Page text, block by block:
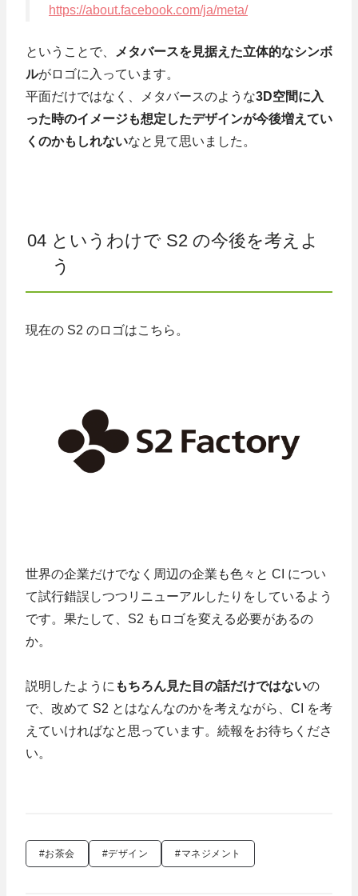
https://about.facebook.com/ja/meta/
ということで、
メタバースを見据えた立体的なシンボ
ルがロゴに入っています。
平面だけではなく、メタバースのような3D空間に入
った時のイメージも想定したデザインが今後増えてい
くのかもしれないなと見て思いました。
04 というわけで S2 の今後を考えよ
う
現在の S2 のロゴはこちら。
世界の企業だけでなく周辺の企業も色々と CI につい
て試行錯誤しつつリニューアルしたりをしているよう
です。果たして、S2 もロゴを変える必要があるの
か。
説明したように もちろん見た目の話だけではないの
で、改めて S2 とはなんなのかを考えながら、CI を考
えていければなと思っています。続報をお待ちくださ
い。
#お茶会 #デザイン #マネジメント